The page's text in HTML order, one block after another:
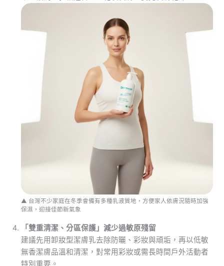
▲ 台灣不少家庭在冬季會備有多種乳液質地，方便家人依膚況隨時加強
保濕，迎接佳節新氣象
「雙重清潔、分區保護」減少過敏原殘留
建議先用卸妝型潔膚乳去除防曬、彩妝與頑垢，再以低敏
無香潔膚品溫和清潔，對常用彩妝或需長時間戶外活動者